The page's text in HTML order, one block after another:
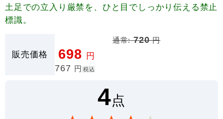
土足での立入り厳禁を、ひと目でしっかり伝える禁止
標識。
販売価格
通常:720円
698 円
767 円 税込
4点